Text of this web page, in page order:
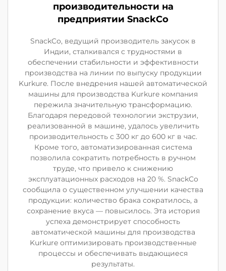
производительности на
предприятии SnackCo
SnackCo, ведущий производитель закусок в
Индии, сталкивался с трудностями в
обеспечении стабильности и эффективности
производства на линии по выпуску продукции
Kurkure. После внедрения нашей автоматической
машины для производства Kurkure компания
пережила значительную трансформацию.
Благодаря передовой технологии экструзии,
реализованной в машине, удалось увеличить
производительность с 300 кг до 600 кг в час.
Кроме того, автоматизированная система
позволила сократить потребность в ручном
труде, что привело к снижению
эксплуатационных расходов на 20 %. SnackCo
сообщила о существенном улучшении качества
продукции: количество брака сократилось, а
сохранение вкуса — повысилось. Эта история
успеха демонстрирует способность
автоматической машины для производства
Kurkure оптимизировать производственные
процессы и обеспечивать выдающиеся
результаты.